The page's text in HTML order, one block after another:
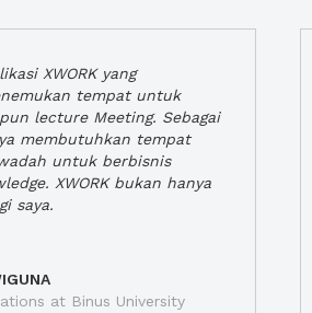
XWORK yang
tempat untuk
lecture Meeting. Sebagai
membutuhkan tempat
untuk berbisnis
XWORK bukan hanya
saya.
at Binus University